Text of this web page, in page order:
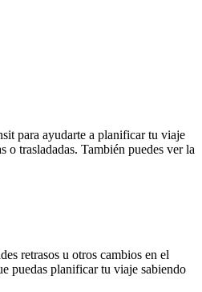
para ayudarte a planificar tu viaje
o trasladadas. También puedes ver la
retrasos u otros cambios en el
puedas planificar tu viaje sabiendo